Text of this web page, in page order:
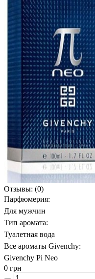
Отзывы: (0)
Парфюмерия:
Для мужчин
Тип аромата:
Туалетная вода
Все ароматы Givenchy:
Givenchy Pi Neo
0 грн